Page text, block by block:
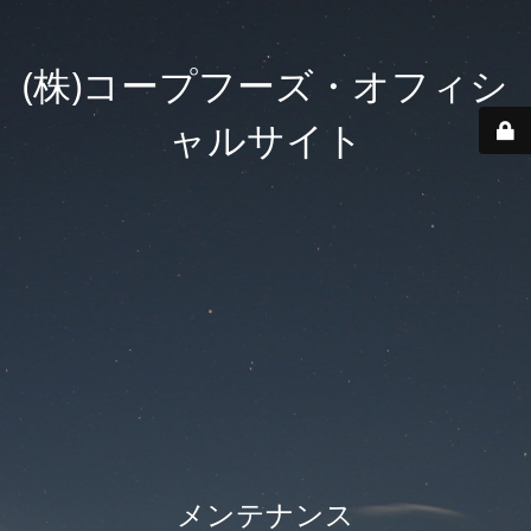
(株)コープフーズ・オフィシ
ャルサイト
メンテナンス